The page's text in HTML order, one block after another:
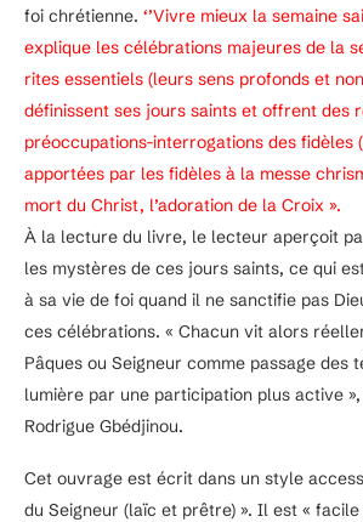
foi chrétienne. ‘’Vivre mieux la semaine
explique les célébrations majeures de la
rites essentiels (leurs sens profonds et
définissent ses jours saints et offrent des
préoccupations-interrogations des fidèles
apportées par les fidèles à la messe
mort du Christ, l’adoration de la Croix ».
À la lecture du livre, le lecteur aperçoit
les mystères de ces jours saints, ce qui
à sa vie de foi quand il ne sanctifie pas
ces célébrations. « Chacun vit alors
Pâques ou Seigneur comme passage des
lumière par une participation plus active
Rodrigue Gbédjinou.
Cet ouvrage est écrit dans un style
du Seigneur (laïc et prêtre) ». Il est «